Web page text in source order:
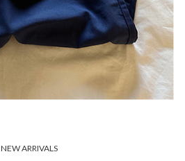
NEW ARRIVALS